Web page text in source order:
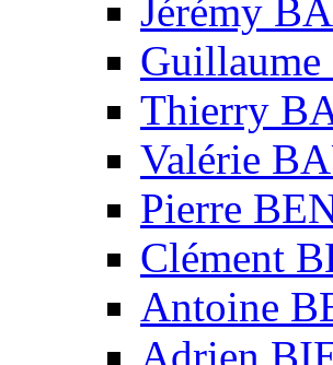
Jérémy
Thierry
Valérie
Pierre
Clément
Antoine